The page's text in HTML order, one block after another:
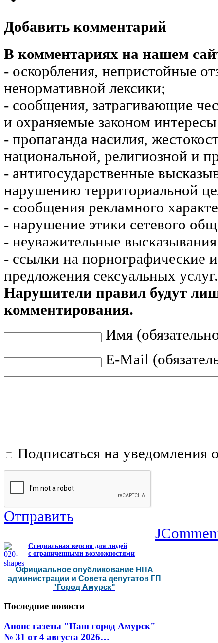
Добавить комментарий
В комментариях на нашем
- оскорбления, непристойные
ненормативной лексики;
- сообщения, затрагивающие
и охраняемые законом
- пропаганда насилия,
национальной, религиозной и
- антигосударственные
нарушению территориальной
- сообщения рекламного
- нарушение этики сетевого
- неуважительные
- ссылки на порнографические
предложения сексуальных услуг.
Нарушители правил будут
комментирования.
Имя
E-Mail
Подписаться на уведомления
Отправить
Специальная версия для людей
с ограниченными возможностями
Официальное опубликование НПА
администрации и Совета депутатов ГП
"Город Амурск"
Последние новости
Анонс газеты "Наш город Амурск"
№ 31 от 4 августа 2026…